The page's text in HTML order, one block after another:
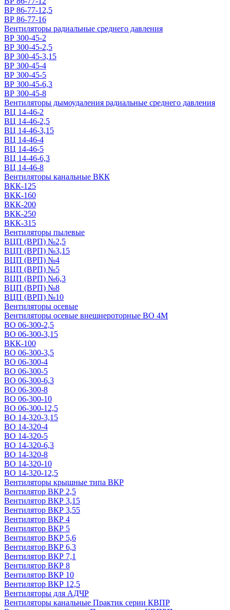
ВР 86-77-12,5
ВР 86-77-16
Вентиляторы радиальные среднего давления
ВР 300-45-2
ВР 300-45-2,5
ВР 300-45-3,15
ВР 300-45-4
ВР 300-45-5
ВР 300-45-6,3
ВР 300-45-8
Вентиляторы дымоудаления радиальные среднего давления
ВЦ 14-46-2
ВЦ 14-46-2,5
ВЦ 14-46-3,15
ВЦ 14-46-4
ВЦ 14-46-5
ВЦ 14-46-6,3
ВЦ 14-46-8
Вентиляторы канальные ВКК
ВКК-125
ВКК-160
ВКК-200
ВКК-250
ВКК-315
Вентиляторы пылевые
ВЦП (ВРП) №2,5
ВЦП (ВРП) №3,15
ВЦП (ВРП) №4
ВЦП (ВРП) №5
ВЦП (ВРП) №6,3
ВЦП (ВРП) №8
ВЦП (ВРП) №10
Вентиляторы осевые
Вентиляторы осевые внешнероторные ВО 4М
ВО 06-300-2,5
ВО 06-300-3,15
ВКК-100
ВО 06-300-3,5
ВО 06-300-4
ВО 06-300-5
ВО 06-300-6,3
ВО 06-300-8
ВО 06-300-10
ВО 06-300-12,5
ВО 14-320-3,15
ВО 14-320-4
ВО 14-320-5
ВО 14-320-6,3
ВО 14-320-8
ВО 14-320-10
ВО 14-320-12,5
Вентиляторы крышные типа ВКР
Вентилятор ВКР 2,5
Вентилятор ВКР 3,15
Вентилятор ВКР 3,55
Вентилятор ВКР 4
Вентилятор ВКР 5
Вентилятор ВКР 5,6
Вентилятор ВКР 6,3
Вентилятор ВКР 7,1
Вентилятор ВКР 8
Вентилятор ВКР 10
Вентилятор ВКР 12,5
Вентиляторы для АДЧР
Вентиляторы канальные Практик серии КВПР